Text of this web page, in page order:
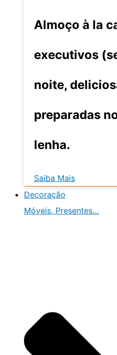
Almoço à la
executivos
noite,
preparadas
lenha.
Saiba Mais
Decoração
Móveis, Presentes…